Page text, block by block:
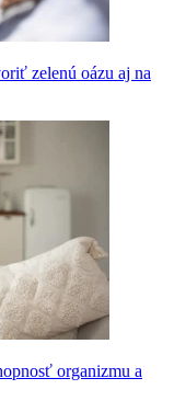
zelenú oázu aj na
organizmu a